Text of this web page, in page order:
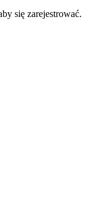
się zarejestrować.